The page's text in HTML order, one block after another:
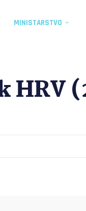
MINISTARSTVO
HRV